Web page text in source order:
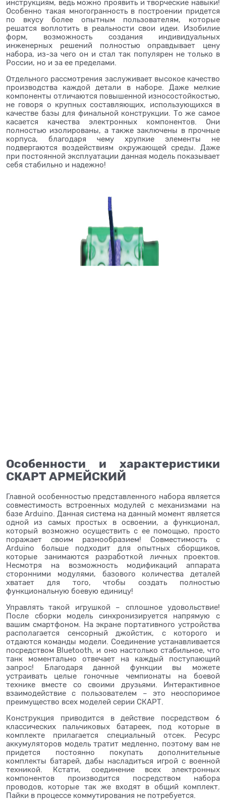
инструкциям, ведь можно проявить и творческие навыки!
Особенно такая многогранность в построении придется
по вкусу более опытным пользователям, которые
решатся воплотить в реальности свои идеи. Изобилие
форм, возможность создания индивидуальных
инженерных решений полностью оправдывает цену
набора, из-за чего он и стал так популярен не только в
России, но и за ее пределами.
Отдельного рассмотрения заслуживает высокое качество
производства каждой детали в наборе. Даже мелкие
компоненты отличаются повышенной износостойкостью,
не говоря о крупных составляющих, использующихся в
качестве базы для финальной конструкции. То же самое
касается качества электронных компонентов. Они
полностью изолированы, а также заключены в прочные
корпуса, благодаря чему хрупкие элементы не
подвергаются воздействиям окружающей среды. Даже
при постоянной эксплуатации данная модель показывает
себя стабильно и надежно!
Особенности и характеристики
СКАРТ АРМЕЙСКИЙ
Главной особенностью представленного набора является
совместимость встроенных модулей с механизмами на
базе Arduino. Данная система на данный момент является
одной из самых простых в освоении, а функционал,
который возможно осуществить с ее помощью, просто
поражает своим разнообразием! Совместимость с
Arduino больше подходит для опытных сборщиков,
которые занимаются разработкой личных проектов.
Несмотря на возможность модификаций аппарата
сторонними модулями, базового количества деталей
хватает для того, чтобы создать полностью
функциональную боевую единицу!
Управлять такой игрушкой – сплошное удовольствие!
После сборки модель синхронизируется напрямую с
вашим смартфоном. На экране портативного устройства
располагается сенсорный джойстик, с которого и
отдаются команды модели. Соединение устанавливается
посредством Bluetooth, и оно настолько стабильное, что
танк моментально отвечает на каждый поступающий
запрос! Благодаря данной функции вы можете
устраивать целые гоночные чемпионаты на боевой
технике вместе со своими друзьями. Интерактивное
взаимодействие с пользователем – это неоспоримое
преимущество всех моделей серии СКАРТ.
Конструкция приводится в действие посредством 6
классических пальчиковых батареек, под которые в
комплекте прилагается специальный отсек. Ресурс
аккумуляторов модель тратит медленно, поэтому вам не
придется постоянно покупать дополнительные
комплекты батарей, дабы насладиться игрой с военной
техникой. Кстати, соединение всех электронных
компонентов производится посредством набора
проводов, которые так же входят в общий комплект.
Пайки в процессе коммутирования не потребуется.